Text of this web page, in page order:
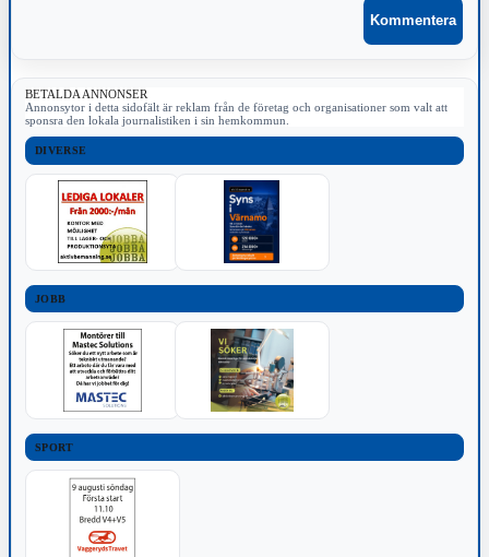
BETALDA ANNONSER
Annonsytor i detta sidofält är reklam från de företag och organisationer som valt att
sponsra den lokala journalistiken i sin hemkommun.
DIVERSE
JOBB
SPORT